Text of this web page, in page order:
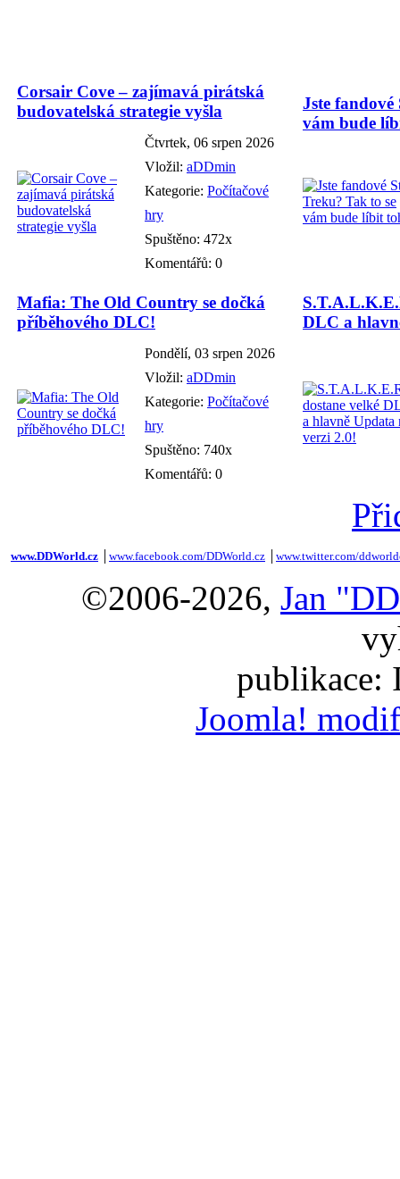
Corsair Cove – zajímavá pirátská
budovatelská strategie vyšla
Čtvrtek, 06 srpen 2026
Vložil: aDDmin
Kategorie: Počítačové
hry
Spuštěno: 472x
Komentářů: 0
Jste
vám bude
Mafia: The Old Country se dočká
příběhového DLC!
Pondělí, 03 srpen 2026
Vložil: aDDmin
Kategorie: Počítačové
hry
Spuštěno: 740x
Komentářů: 0
DLC a
www.DDWorld.cz www.facebook.com/DDWorld.cz www.twitter.com/
©2006-2026, Jan
publikace:
Joomla!